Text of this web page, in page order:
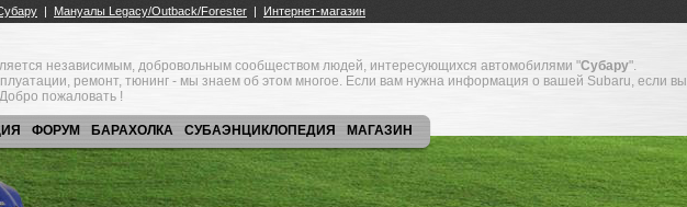
независимым, добровольным сообществом людей, интересующихся автомобилями "Субару".
ремонт, тюнинг - мы знаем об этом многое. Если вам нужна информация о вашей Subaru, если вы
пожаловать !
ФОРУМ БАРАХОЛКА СУБАЭНЦИКЛОПЕДИЯ МАГАЗИН